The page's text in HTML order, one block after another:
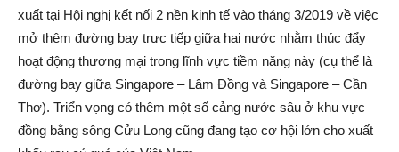
xuất tại Hội nghị kết nối 2 nền kinh tế vào tháng 3/2019 về việc
mở thêm đường bay trực tiếp giữa hai nước nhằm thúc đẩy
hoạt động thương mại trong lĩnh vực tiềm năng này (cụ thể là
đường bay giữa Singapore – Lâm Đồng và Singapore – Cần
Thơ). Triển vọng có thêm một số cảng nước sâu ở khu vực
đồng bằng sông Cửu Long cũng đang tạo cơ hội lớn cho xuất